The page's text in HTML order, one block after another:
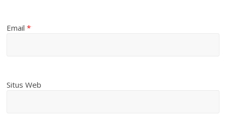
Email*
Situs Web